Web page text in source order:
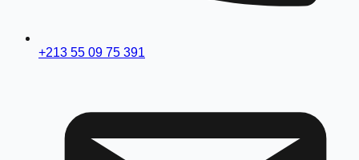
+213 55 09 75 391